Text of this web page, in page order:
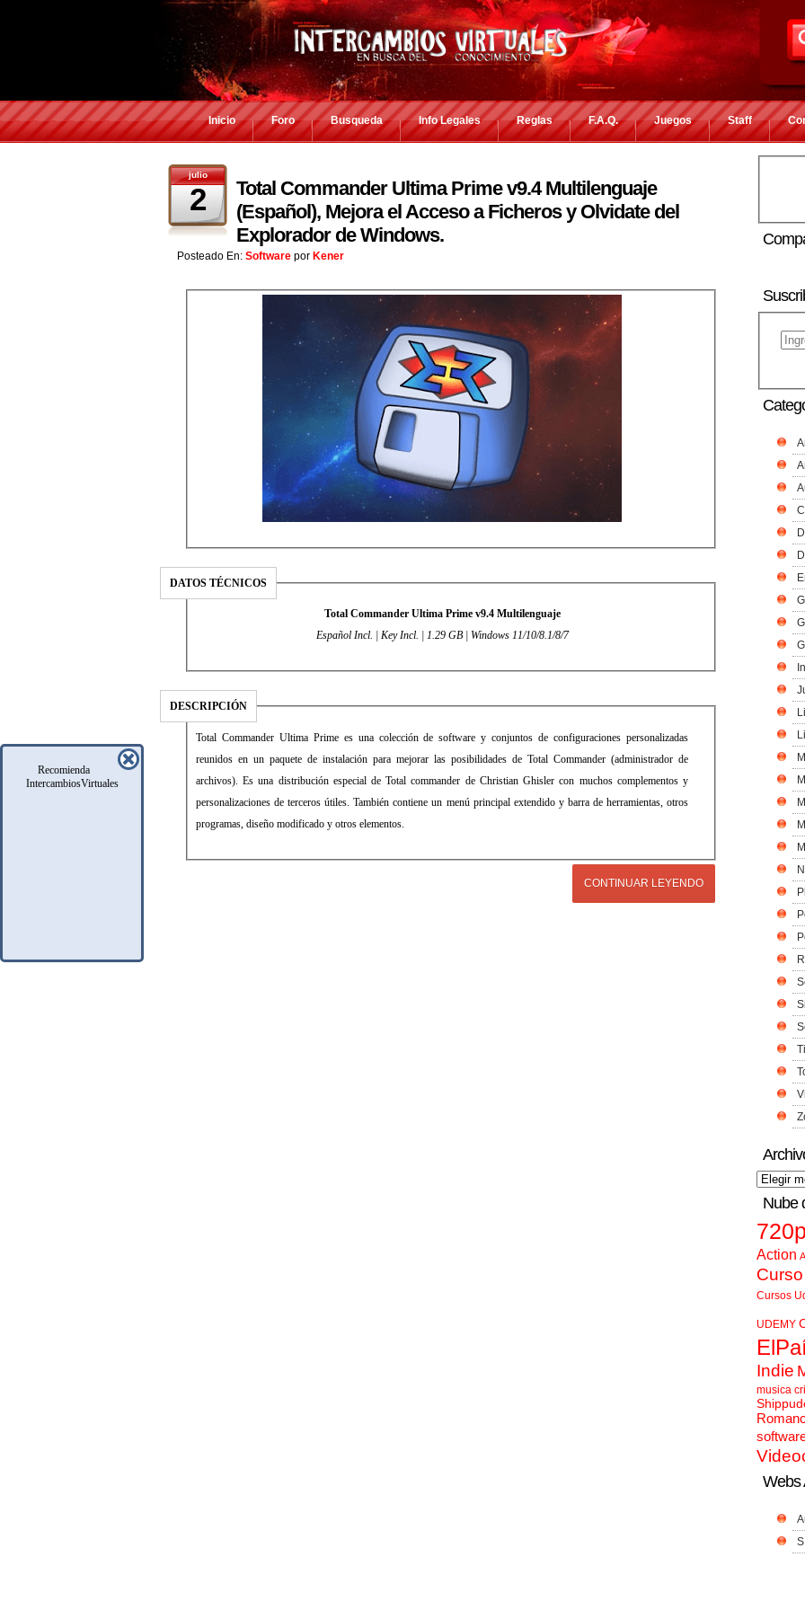
Recomienda
IntercambiosVirtuales
Inicio Foro Busqueda Info Legales Reglas F.A.Q. Juegos Staff
julio
2
Total Commander Ultima Prime v9.4 Multilenguaje
(Español), Mejora el Acceso a Ficheros y Olvidate del
Explorador de Windows.
Posteado En: Software por Kener
DATOS TÉCNICOS
Total Commander Ultima Prime v9.4 Multilenguaje
Español Incl. | Key Incl. | 1.29 GB | Windows 11/10/8.1/8/7
DESCRIPCIÓN
Total Commander Ultima Prime es una colección de software y conjuntos de configuraciones personalizadas
reunidos en un paquete de instalación para mejorar las posibilidades de Total Commander (administrador de
archivos). Es una distribución especial de Total commander de Christian Ghisler con muchos complementos y
personalizaciones de terceros útiles. También contiene un menú principal extendido y barra de herramientas, otros
programas, diseño modificado y otros elementos.
CONTINUAR LEYENDO
Nube
Action
Cursos
UDEMY
Indie
musica
Webs